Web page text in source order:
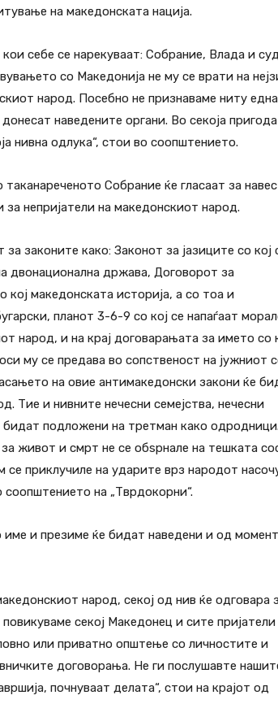
на македонската нација.
себе се нарекуваат: Собрание, Влада и
со Македонија не му се врати на
народ. Посебно не признаваме ниту една
наведените органи. Во секоја
нивна одлука“, стои во соопштението.
Собрание ќе гласаат за
непријатели на македонскиот народ.
законите како: Законот за јазиците со кој
двонационална држава, Договорот за
кој македонската историја, а со тоа и
планот 3-6-9 со кој се напаѓаат
народ, и на крај договарањата за името со
му се предава во сопственост на јужниот
на овие антимакедонски закони ќе
Тие и нивните нечесни семејства, нечесни
подложени на третман како одродници.
живот и смрт не се обѕрнале на тешката
приклучиле на ударите врз народот
на „Тврдокорни“.
и презиме ќе бидат наведени и од
народ, секој од нив ќе одговара
секој Македонец и сите пријатели
или приватно општење со личностите и
договорања. Не ги послушавте
почнуваат делата“, стои на крајот од